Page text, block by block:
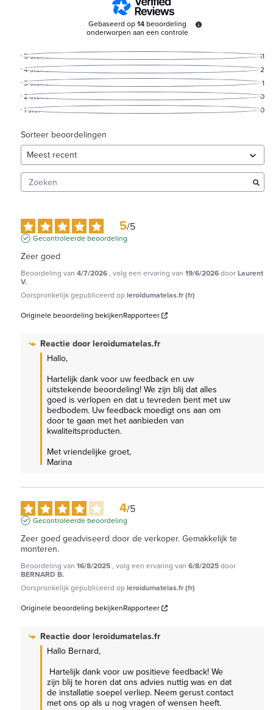
Gebaseerd op14beoordeling
onderworpen aan een controle
5sterren
11
4sterren
2
3sterren
1
2sterren
0
1ster 0
Sorteer beoordelingen
5/5
Gecontroleerde beoordeling
Zeer goed
Beoordeling van 4/7/2026, volg een ervaring van 19/6/2026doorLaurent
V.
Oorspronkelijk gepubliceerd opleroidumatelas.fr (fr)
Originele beoordeling bekijkenRapporteer
Reactie doorleroidumatelas.fr
Hallo,
Hartelijk dank voor uw feedback en uw
uitstekende beoordeling! We zijn blij dat alles
goed is verlopen en dat u tevreden bent met uw
bedbodem. Uw feedback moedigt ons aan om
door te gaan met het aanbieden van
kwaliteitsproducten.
Met vriendelijke groet,
Marina
4/5
Gecontroleerde beoordeling
Zeer goed geadviseerd door de verkoper. Gemakkelijk te
monteren.
Beoordeling van 16/8/2025, volg een ervaring van 6/8/2025door
BERNARD B.
Oorspronkelijk gepubliceerd opleroidumatelas.fr (fr)
Originele beoordeling bekijkenRapporteer
Reactie doorleroidumatelas.fr
Hallo Bernard,
zijn blij te horen dat ons advies nuttig was en dat
de installatie soepel verliep. Neem gerust contact
met ons op als u nog vragen of wensen heeft.